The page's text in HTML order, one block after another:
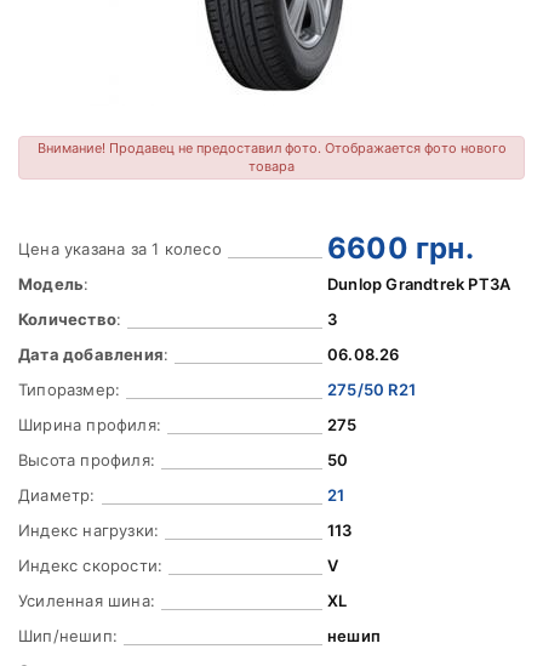
Внимание! Продавец не предоставил фото. Отображается фото нового
товара
Цена указана за 1 колесо 6600 грн.
Модель:
Dunlop Grandtrek PT3A
Количество:
3
Дата добавления:
06.08.26
Типоразмер:
275/50 R21
Ширина профиля:
275
Высота профиля:
50
Диаметр:
21
Индекс нагрузки:
113
Индекс скорости:
V
Усиленная шина:
XL
Шип/нешип:
нешип